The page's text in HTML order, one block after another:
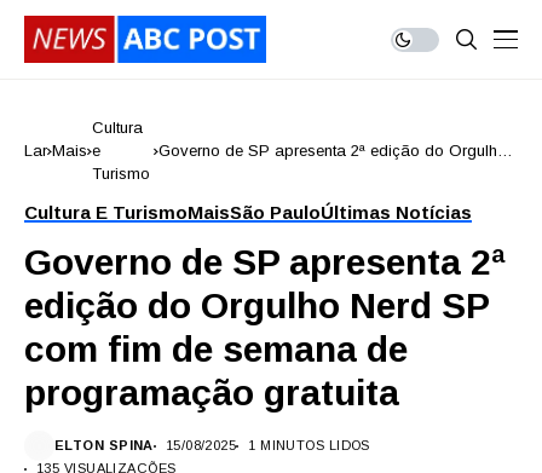
Lar Mais
Cultura
e
Turismo
Governo de SP apresenta 2ª edição do Orgulho
Cultura E TurismoMaisSão PauloÚltimas Notícias
Governo de SP apresenta 2ª
edição do Orgulho Nerd SP
com fim de semana de
programação gratuita
ELTON SPINA 15/08/2025
1 MINUTOS LIDOS
135 VISUALIZAÇÕES